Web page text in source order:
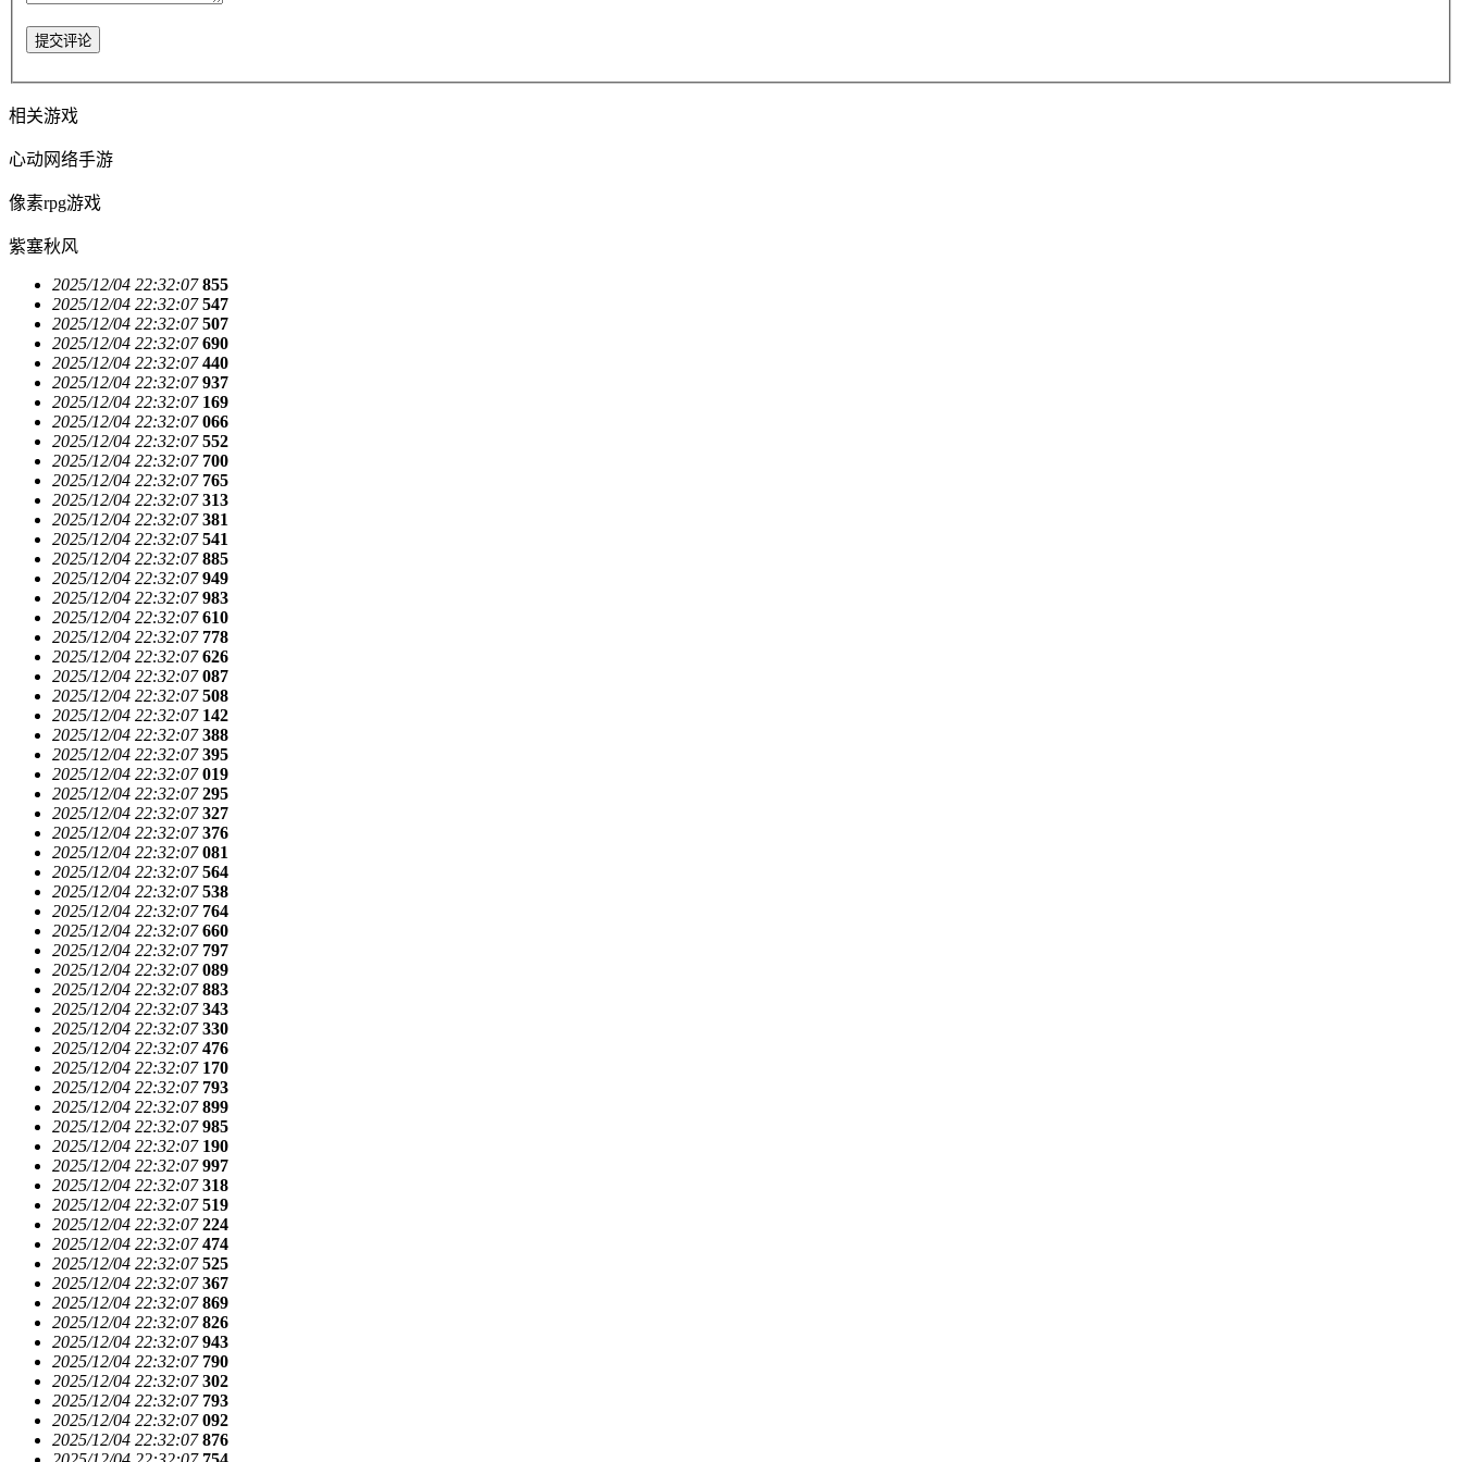
提交评论
相关游戏
心动网络手游
像素rpg游戏
紫塞秋风
2025/12/04 22:32:07 855
2025/12/04 22:32:07 547
2025/12/04 22:32:07 507
2025/12/04 22:32:07 690
2025/12/04 22:32:07 440
2025/12/04 22:32:07 937
2025/12/04 22:32:07 169
2025/12/04 22:32:07 066
2025/12/04 22:32:07 552
2025/12/04 22:32:07 700
2025/12/04 22:32:07 765
2025/12/04 22:32:07 313
2025/12/04 22:32:07 381
2025/12/04 22:32:07 541
2025/12/04 22:32:07 885
2025/12/04 22:32:07 949
2025/12/04 22:32:07 983
2025/12/04 22:32:07 610
2025/12/04 22:32:07 778
2025/12/04 22:32:07 626
2025/12/04 22:32:07 087
2025/12/04 22:32:07 508
2025/12/04 22:32:07 142
2025/12/04 22:32:07 388
2025/12/04 22:32:07 395
2025/12/04 22:32:07 019
2025/12/04 22:32:07 295
2025/12/04 22:32:07 327
2025/12/04 22:32:07 376
2025/12/04 22:32:07 081
2025/12/04 22:32:07 564
2025/12/04 22:32:07 538
2025/12/04 22:32:07 764
2025/12/04 22:32:07 660
2025/12/04 22:32:07 797
2025/12/04 22:32:07 089
2025/12/04 22:32:07 883
2025/12/04 22:32:07 343
2025/12/04 22:32:07 330
2025/12/04 22:32:07 476
2025/12/04 22:32:07 170
2025/12/04 22:32:07 793
2025/12/04 22:32:07 899
2025/12/04 22:32:07 985
2025/12/04 22:32:07 190
2025/12/04 22:32:07 997
2025/12/04 22:32:07 318
2025/12/04 22:32:07 519
2025/12/04 22:32:07 224
2025/12/04 22:32:07 474
2025/12/04 22:32:07 525
2025/12/04 22:32:07 367
2025/12/04 22:32:07 869
2025/12/04 22:32:07 826
2025/12/04 22:32:07 943
2025/12/04 22:32:07 790
2025/12/04 22:32:07 302
2025/12/04 22:32:07 793
2025/12/04 22:32:07 092
2025/12/04 22:32:07 876